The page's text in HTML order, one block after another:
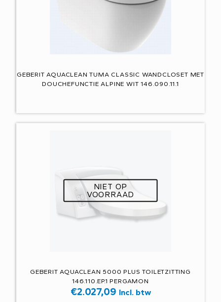
GEBERIT AQUACLEAN TUMA CLASSIC WANDCLOSET MET
DOUCHEFUNCTIE ALPINE WIT 146.090.11.1
NIET OP
VOORRAAD
GEBERIT AQUACLEAN 5000 PLUS TOILETZITTING
146.110.EP.1 PERGAMON
€2.027,09 Incl. btw